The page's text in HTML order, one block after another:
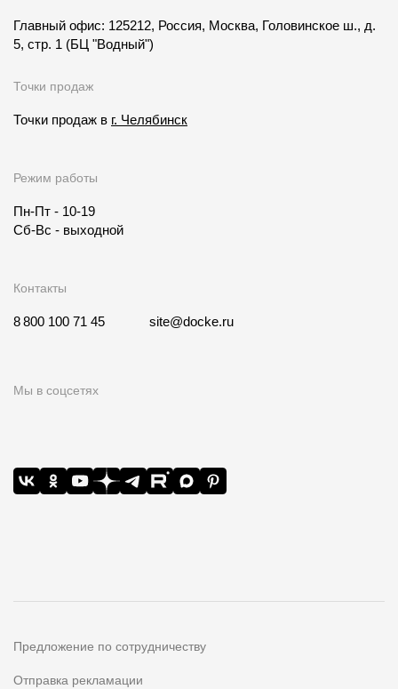
Главный офис: 125212, Россия, Москва, Головинское ш., д.
5, стр. 1 (БЦ "Водный")
Точки продаж
Точки продаж в г. Челябинск
Режим работы
Пн-Пт - 10-19
Сб-Вс - выходной
Контакты
8 800 100 71 45 site@docke.ru
Мы в соцсетях
Предложение по сотрудничеству
Отправка рекламации